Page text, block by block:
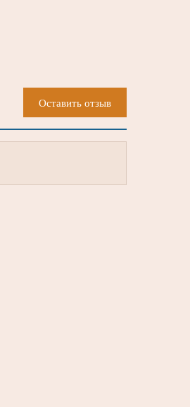
Оставить отзыв